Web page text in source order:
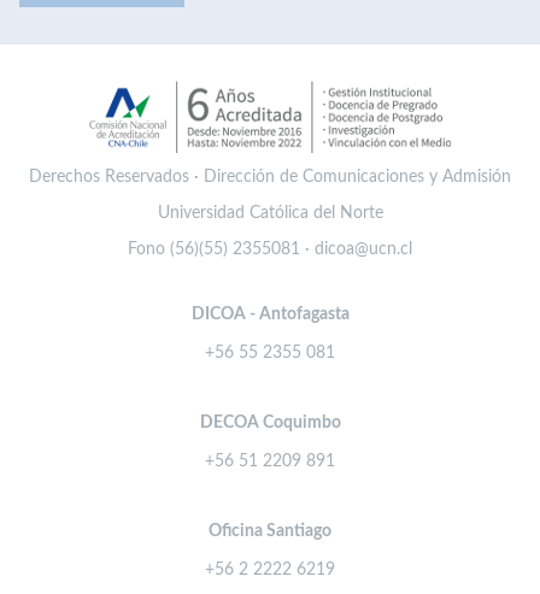
Derechos Reservados · Dirección de Comunicaciones y Admisión
Universidad Católica del Norte
Fono (56)(55) 2355081 · dicoa@ucn.cl
DICOA - Antofagasta
+56 55 2355 081
DECOA Coquimbo
+56 51 2209 891
Oficina Santiago
+56 2 2222 6219